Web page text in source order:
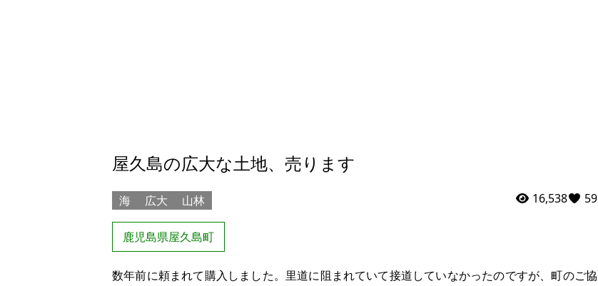
屋久島の広大な土地、売ります
海 広大 山林
鹿児島県屋久島町
16,538 59
数年前に頼まれて購入しました。里道に阻まれていて接道していなかったのですが、町のご協